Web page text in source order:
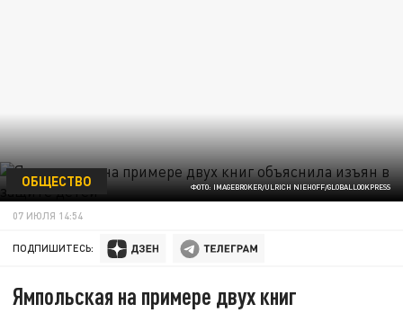
ФОТО: IMAGEBROKER/ULRICH NIEHOFF/GLOBALLOOKPRESS
ОБЩЕСТВО
07 ИЮЛЯ 14:54
ПОДПИШИТЕСЬ:
Ямпольская на примере двух книг